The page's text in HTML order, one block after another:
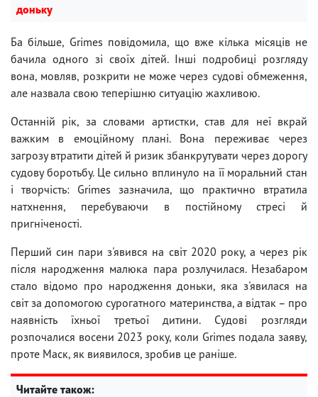
доньку
Ба більше, Grimes повідомила, що вже кілька місяців не
бачила одного зі своїх дітей. Інші подробиці розгляду
вона, мовляв, розкрити не може через судові обмеження,
але назвала свою теперішню ситуацію жахливою.
Останній рік, за словами артистки, став для неї вкрай
важким в емоційному плані. Вона переживає через
загрозу втратити дітей й ризик збанкрутувати через дорогу
судову боротьбу. Це сильно вплинуло на її моральний стан
і творчість: Grimes зазначила, що практично втратила
натхнення, перебуваючи в постійному стресі й
пригніченості.
Перший син пари з'явився на світ 2020 року, а через рік
після народження малюка пара розлучилася. Незабаром
стало відомо про народження доньки, яка з'явилася на
світ за допомогою сурогатного материнства, а відтак – про
наявність їхньої третьої дитини. Судові розгляди
розпочалися восени 2023 року, коли Grimes подала заяву,
проте Маск, як виявилося, зробив це раніше.
Читайте також: